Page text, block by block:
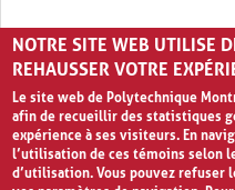
PAGES
« ‹ 1 2 3
NOTRE SITE WEB UTILISE
REHAUSSER VOTRE
Le site web de Polytechnique
afin de recueillir des statistiques
expérience à ses visiteurs. En
l’utilisation de ces témoins selon
d’utilisation. Vous pouvez refuser